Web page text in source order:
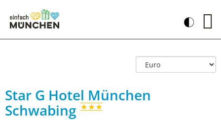
Star G Hotel München
Schwabing